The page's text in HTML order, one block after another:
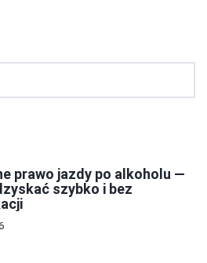
prawo jazdy po alkoholu —
szybko i bez